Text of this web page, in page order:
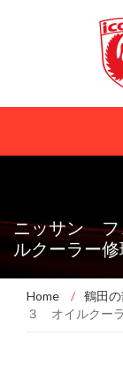
ニッサン フ
ルクーラー修
Home / 鶴田
３ オイルクー